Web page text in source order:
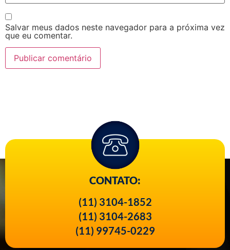
Salvar meus dados neste navegador para a próxima vez
que eu comentar.
CONTATO:
(11) 3104-1852
(11) 3104-2683
(11) 99745-0229